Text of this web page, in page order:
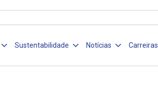
Sustentabilidade Notícias Carreiras